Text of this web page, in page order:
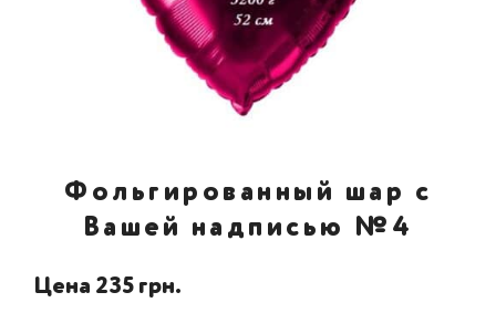
Фольгированный шар с
Вашей надписью №4
Цена 235 грн.